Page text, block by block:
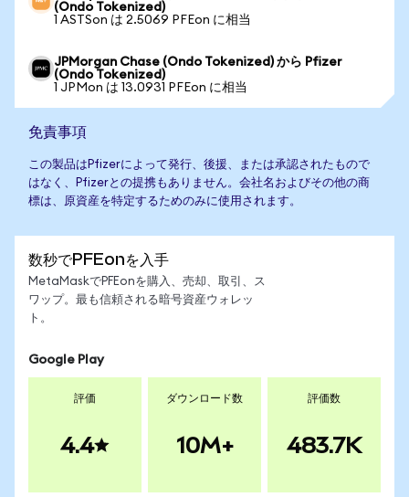
(Ondo Tokenized)
1 ASTSon は 2.5069 PFEon に相当
JPMorgan Chase (Ondo Tokenized) から Pfizer
(Ondo Tokenized)
1 JPMon は 13.0931 PFEon に相当
免責事項
この製品はPfizerによって発行、後援、または承認されたもので
はなく、Pfizerとの提携もありません。会社名およびその他の商
標は、原資産を特定するためのみに使用されます。
数秒でPFEonを入手
MetaMaskでPFEonを購入、売却、取引、ス
ワップ。最も信頼される暗号資産ウォレッ
ト。
Google Play
評価
4.4
ダウンロード数
10M+
評価数
483.7K